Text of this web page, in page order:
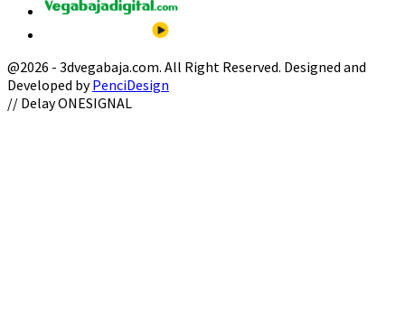
@2026 - 3dvegabaja.com. All Right Reserved. Designed and
Developed byPenciDesign
Facebook
Twitter
Instagram
Youtube
Email
// Delay ONESIGNAL